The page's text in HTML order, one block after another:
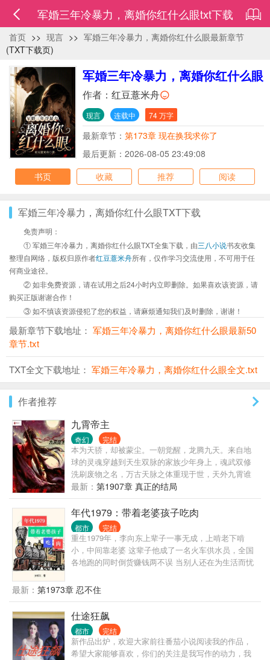
军婚三年冷暴力，离婚你红什么眼txt下载
首页 >> 现言 >> 军婚三年冷暴力，离婚你红什么眼最新章节
(TXT下载页)
军婚三年冷暴力，离婚你红什么眼
作者： 红豆薏米舟
现言 连载中 74 万字
最新章节： 第173章 现在换我求你了
最后更新：2026-08-05 23:49:08
书页
收藏 推荐 阅读
军婚三年冷暴力，离婚你红什么眼TXT下载
免责声明：
① 军婚三年冷暴力，离婚你红什么眼TXT全集下载，由三八小说书友收集
整理自网络，版权归原作者红豆薏米舟所有，仅作学习交流使用，不可用于任
何商业途径。
② 如非免费资源，请在试用之后24小时内立即删除。如果喜欢该资源，请
购买正版谢谢合作！
③ 如不慎该资源侵犯了您的权益，请麻烦通知我们及时删除，谢谢！
最新章节下载地址： 军婚三年冷暴力，离婚你红什么眼最新50
章节.txt
TXT全文下载地址： 军婚三年冷暴力，离婚你红什么眼全文.txt
作者推荐
九霄帝主
奇幻 完结
本为天骄，却被蒙尘。一朝觉醒，龙腾九天。来自地
球的灵魂穿越到天生双脉的家族少年身上，魂武双修
洗刷废物之名，万古天脉之体重现于世，天外九霄谁
敢称帝？
最新： 第1907章 真正的结局
年代1979：带着老婆孩子吃肉
都市 完结
重生1979年，李向东上辈子一事无成，上啃老下啃
小，中间靠老婆 这辈子他成了一名火车供水员，全国
各地跑的同时倒货赚钱两不误 当别人还在为生活而忧
最新： 第1973章 忍不住
仕途狂飙
都市 完结
新作品出炉，欢迎大家前往番茄小说阅读我的作品，
希望大家能够喜欢，你们的关注是我写作的动力，我